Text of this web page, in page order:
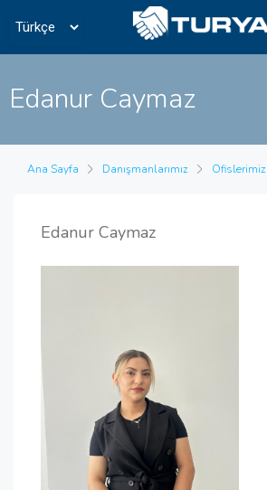
Edanur Caymaz
Ana Sayfa Danışmanlarımız Ofislerimiz
Edanur Caymaz